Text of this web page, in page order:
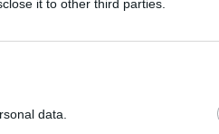
it to other third parties.
data.